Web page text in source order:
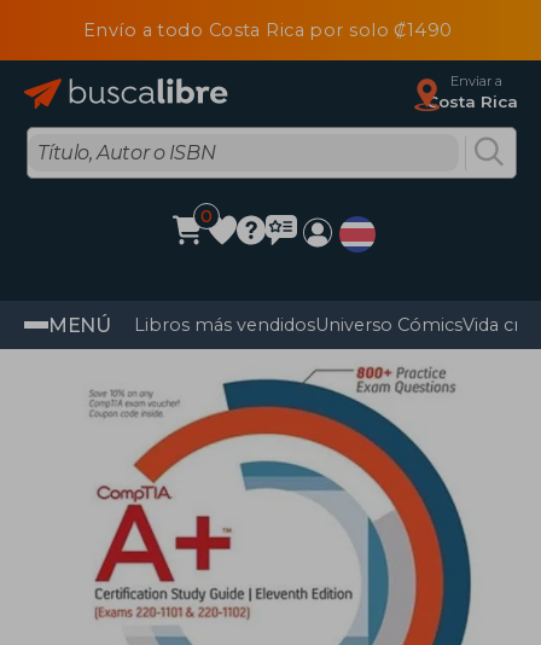
Envío a todo Costa Rica por solo ₡1490
Enviar a
Costa Rica
0
MENÚ Libros más vendidosUniverso CómicsVida